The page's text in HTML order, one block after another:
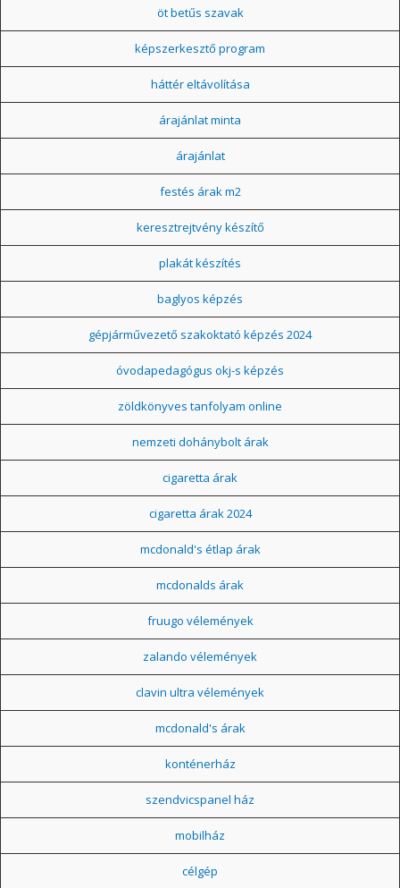
öt betűs szavak
képszerkesztő program
háttér eltávolítása
árajánlat minta
árajánlat
festés árak m2
keresztrejtvény készítő
plakát készítés
baglyos képzés
gépjárművezető szakoktató képzés 2024
óvodapedagógus okj-s képzés
zöldkönyves tanfolyam online
nemzeti dohánybolt árak
cigaretta árak
cigaretta árak 2024
mcdonald's étlap árak
mcdonalds árak
fruugo vélemények
zalando vélemények
clavin ultra vélemények
mcdonald's árak
konténerház
szendvicspanel ház
mobilház
célgép